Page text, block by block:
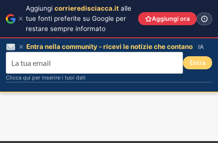
Aggiungi corrieredisciacca.it alle
tue fonti preferite su Google per
restare sempre informato
Aggiungi ora
Entra nella community - ricevi le notizie che contano IA
Entra
Clicca qui per inserire i tuoi dati